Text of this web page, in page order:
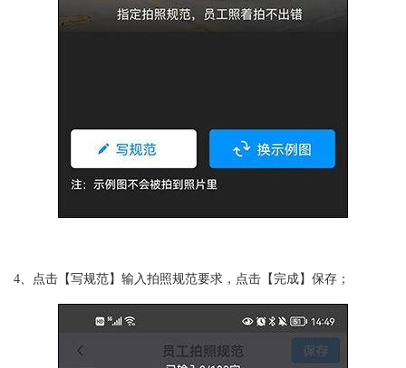
4、点击【写规范】输入拍照规范要求，点击【完成】保存；